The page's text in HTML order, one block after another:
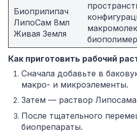
Биоприлипач
ЛипоСам 8мл
Живая Земля
Как приготовить рабочий
Сначала добавьте в
макро- и микроэлементы.
Затем — раствор
После тщательного
биопрепараты.